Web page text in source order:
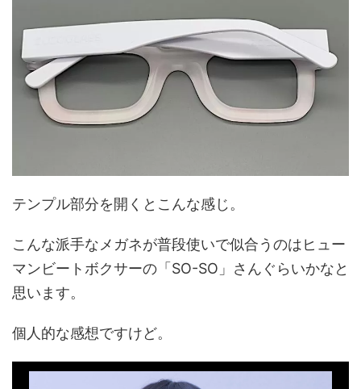
テンプル部分を開くとこんな感じ。
こんな派手なメガネが普段使いで似合うのはヒュー
マンビートボクサーの「SO-SO」さんぐらいかなと
思います。
個人的な感想ですけど。